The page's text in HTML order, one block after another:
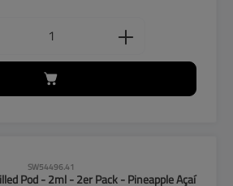
Anzahl: Gib den
SW54496.41
Pod - 2ml - 2er Pack - Pineapple Açaí